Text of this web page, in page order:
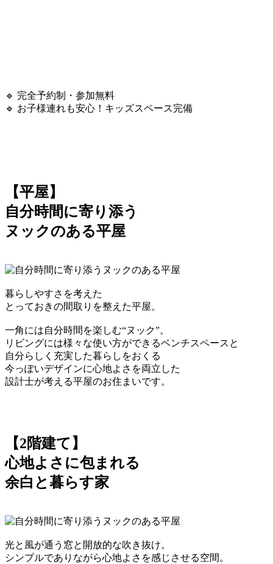
🔹 完全予約制・参加無料
🔹 お子様連れも安心！キッズスペース完備
【平屋】
自分時間に寄り添う
ヌックのある平屋
暮らしやすさを考えた
とっておきの間取りを整えた平屋。
一角には自分時間を楽しむ“ヌック”。
リビングには様々な使い方ができるベンチスペースと
自分らしく充実した暮らしをおくる
今っぽいデザインに心地よさを両立した
設計士が考える平屋のお住まいです。
【2階建て】
心地よさに包まれる
余白と暮らす家
光と風が通う窓と開放的な吹き抜け。
シンプルでありながら心地よさを感じさせる空間。